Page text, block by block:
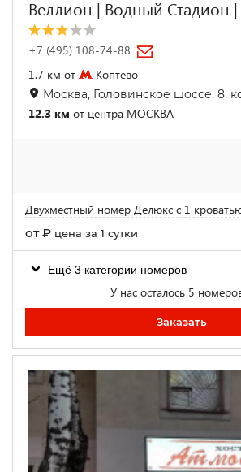
Веллион | Водный Стадион
+7 (495) 108-74-88
1.7 км от
Коптево
Москва, Головинское шоссе, 8,
12.3 км от центра МОСКВА
Двухместный номер Делюкс с 1
от₽ цена за 1 сутки
Ещё 3 категории номеров
У нас осталось 5
Заказать